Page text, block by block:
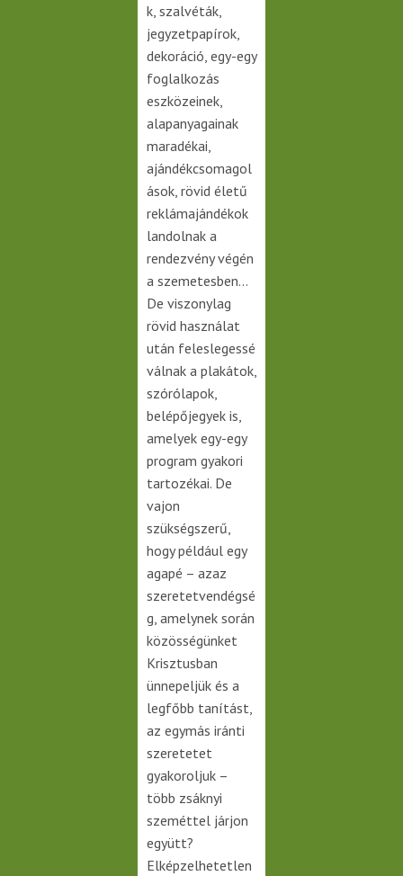
k, szalvéták,
jegyzetpapírok,
dekoráció, egy-egy
foglalkozás
eszközeinek,
alapanyagainak
maradékai,
ajándékcsomagol
ások, rövid életű
reklámajándékok
landolnak a
rendezvény végén
a szemetesben…
De viszonylag
rövid használat
után feleslegessé
válnak a plakátok,
szórólapok,
belépőjegyek is,
amelyek egy-egy
program gyakori
tartozékai. De
vajon
szükségszerű,
hogy például egy
agapé – azaz
szeretetvendégsé
g, amelynek során
közösségünket
Krisztusban
ünnepeljük és a
legfőbb tanítást,
az egymás iránti
szeretetet
gyakoroljuk –
több zsáknyi
szeméttel járjon
együtt?
Elképzelhetetlen